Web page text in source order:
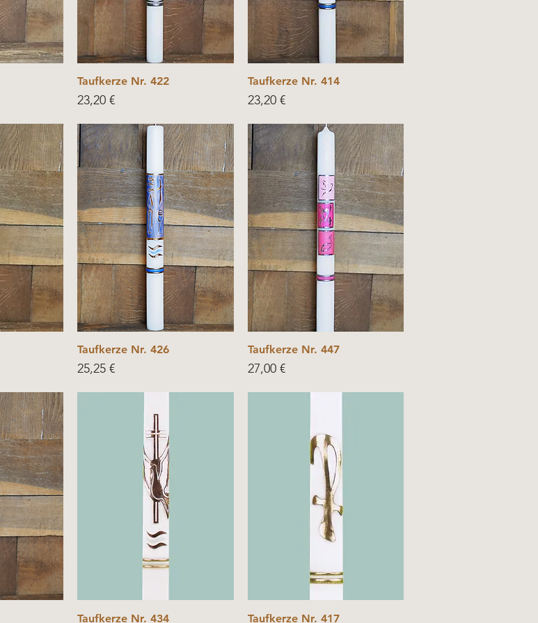
Taufkerze Nr. 422
Price
23,20 €
Taufkerze Nr. 414
Price
23,20 €
Taufkerze Nr. 426
Price
25,25 €
Taufkerze Nr. 447
Price
27,00 €
Taufkerze Nr. 434 Taufkerze Nr. 417